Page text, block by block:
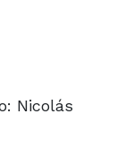
Nicolás